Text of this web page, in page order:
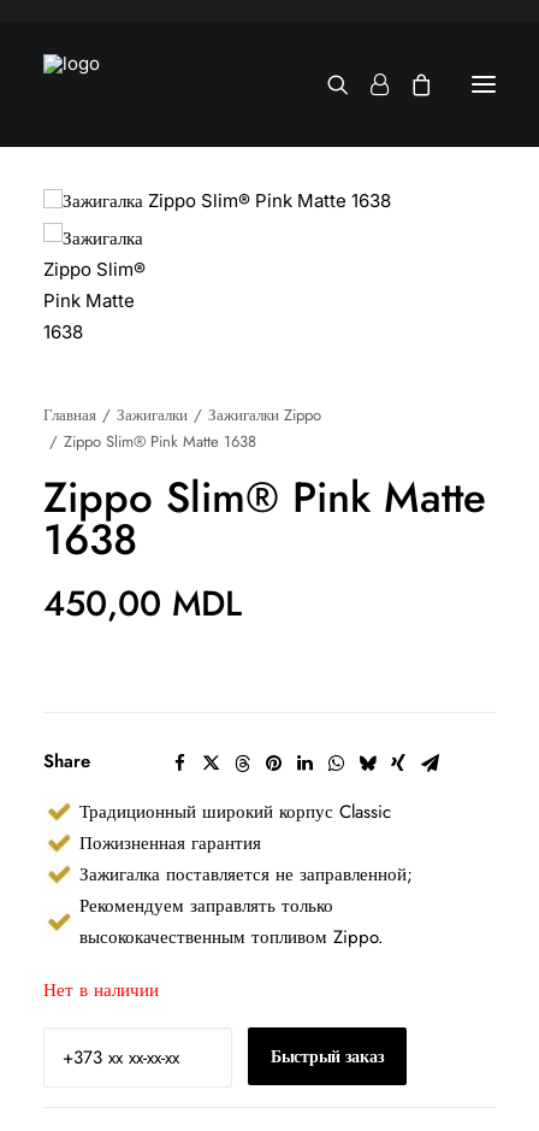
Главная Зажигалки
Зажигалки Zippo
Zippo Slim® Pink Matte 1638
Zippo Slim® Pink Matte
1638
450,00 MDL
Share
Традиционный широкий корпус Classic
Пожизненная гарантия
Зажигалка поставляется не заправленной;
Рекомендуем заправлять только
высококачественным топливом Zippo.
Нет в наличии
Быстрый заказ